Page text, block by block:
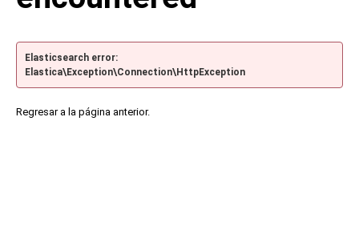
Elasticsearch error:
Elastica\Exception\Connection\HttpException
Regresar a la página anterior.